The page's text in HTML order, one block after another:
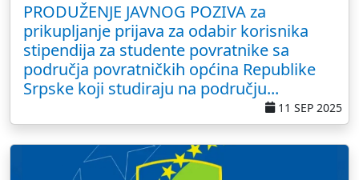
PRODUŽENJE JAVNOG POZIVA za
prikupljanje prijava za odabir korisnika
stipendija za studente povratnike sa
područja povratničkih općina Republike
Srpske koji studiraju na području...
11 SEP 2025